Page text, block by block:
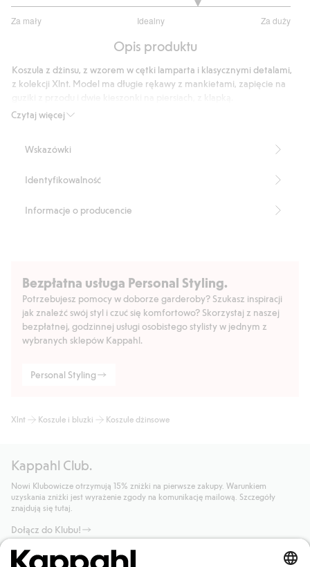
Za mały Idealny Za duży
na
6
głosów
Opis produktu
Czytaj więcej
Koszula z dżinsu, z wzorem w cętki lamparta i klasycznymi detalami,
z kolekcji Xlnt. Model ma długie rękawy z mankietami, zapięcie na
Długie rękawy z mankietami
Długość: 82 cm w rozmiarze XL
Wskazówki
Identyfikowalność
Informacje o producencie
Bezpłatna usługa Personal Styling.
Potrzebujesz pomocy w doborze garderoby? Szukasz inspiracji
jak znaleźć swój styl i czuć się komfortowo? Skorzystaj z naszej
bezpłatnej, godzinnej usługi osobistego stylisty w jednym z
wybranych sklepów Kappahl.
Personal Styling
Xlnt Koszule i bluzki Koszule dżinsowe
Kappahl Club.
Nowi Klubowicze otrzymują 15% zniżki na pierwsze zakupy. Warunkiem
uzyskania zniżki jest wyrażenie zgody na komunikację mailową. Szczegóły
znajdują się tutaj.
Dołącz do Klubu!